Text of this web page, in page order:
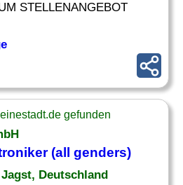
STELLENANGEBOT
gefunden
(all genders)
Deutschland